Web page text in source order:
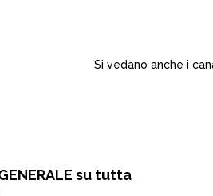
Si vedano anche i
su tutta